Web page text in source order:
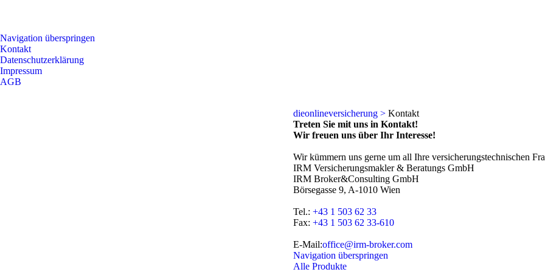
Navigation überspringen
Kontakt
Datenschutzerklärung
Impressum
AGB
dieonlineversicherung > Kontakt
Treten Sie mit uns in Kontakt!
Wir freuen uns über Ihr Interesse!
Wir kümmern uns gerne um all Ihre versicherungstechnischen
IRM Versicherungsmakler & Beratungs GmbH
IRM Broker&Consulting GmbH
Börsegasse 9, A-1010 Wien
Tel.: +43 1 503 62 33
Fax: +43 1 503 62 33-610
E-Mail:office@irm-broker.com
Navigation überspringen
Alle Produkte